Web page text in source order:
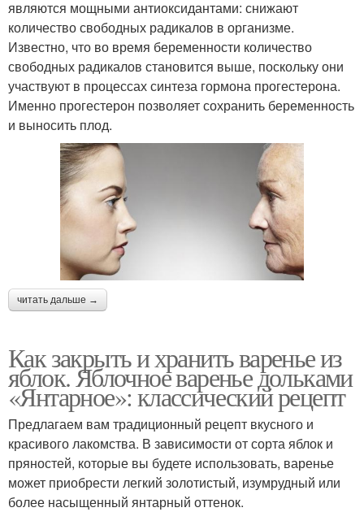
являются мощными антиоксидантами: снижают
количество свободных радикалов в организме.
Известно, что во время беременности количество
свободных радикалов становится выше, поскольку они
участвуют в процессах синтеза гормона прогестерона.
Именно прогестерон позволяет сохранить беременность
и выносить плод.
читать дальше →
Как закрыть и хранить варенье из
яблок. Яблочное варенье дольками
«Янтарное»: классический рецепт
Предлагаем вам традиционный рецепт вкусного и
красивого лакомства. В зависимости от сорта яблок и
пряностей, которые вы будете использовать, варенье
может приобрести легкий золотистый, изумрудный или
более насыщенный янтарный оттенок.